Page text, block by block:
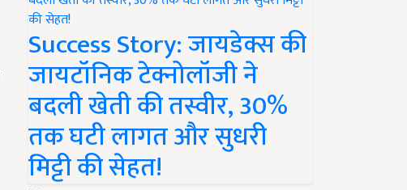
Success Story: जायडेक्स की
जायटॉनिक टेक्नोलॉजी ने
बदली खेती की तस्वीर, 30%
तक घटी लागत और सुधरी
मिट्टी की सेहत!